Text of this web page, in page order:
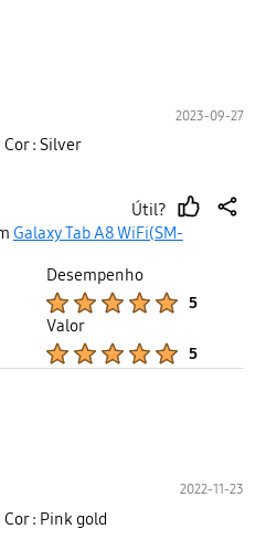
2023-09-27
Cor : Silver
Útil?
thumb
Galaxy Tab A8 WiFi(SM-
Desempenho
5
Valor
5
2022-11-23
Cor : Pink gold